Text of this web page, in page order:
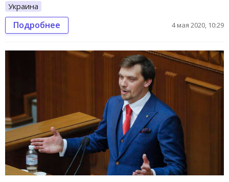
Украина
Подробнее 4 мая 2020, 10:29